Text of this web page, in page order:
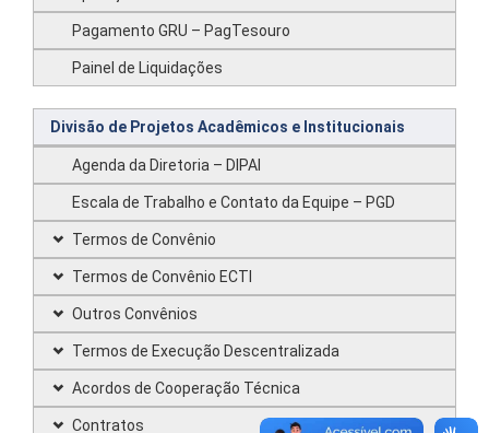
Pagamento GRU – PagTesouro
Painel de Liquidações
Divisão de Projetos Acadêmicos e Institucionais
Agenda da Diretoria – DIPAI
Escala de Trabalho e Contato da Equipe – PGD
Termos de Convênio
Termos de Convênio ECTI
Outros Convênios
Termos de Execução Descentralizada
Acordos de Cooperação Técnica
Contratos